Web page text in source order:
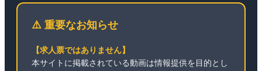
⚠️ 重要なお知らせ
【求人票ではありません】
本サイトに掲載されている動画は情報提供を目的とし